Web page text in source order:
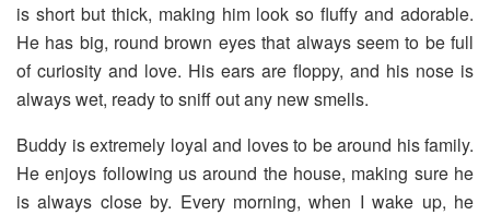
is short but thick, making him look so fluffy and adorable.
He has big, round brown eyes that always seem to be full
of curiosity and love. His ears are floppy, and his nose is
always wet, ready to sniff out any new smells.
Buddy is extremely loyal and loves to be around his family.
He enjoys following us around the house, making sure he
is always close by. Every morning, when I wake up, he